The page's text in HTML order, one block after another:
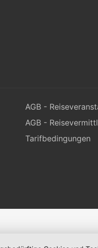
AGB -
AGB -
Tarifbedingungen